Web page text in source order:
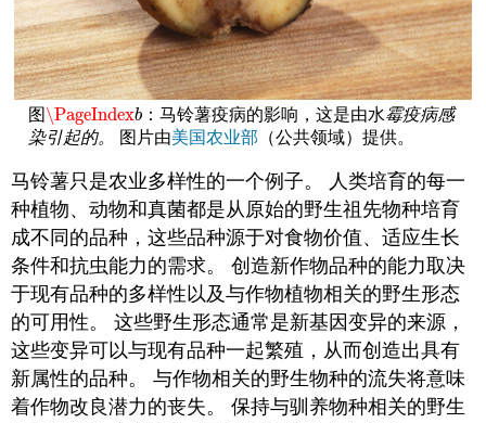
图 \PageIndexb
\PageIndexb ：马铃薯疫病的影响，这是由水霉疫病感
染引起的。
图片由美国农业部 （公共领域）提供。
马铃薯只是农业多样性的一个例子。 人类培育的每一
种植物、动物和真菌都是从原始的野生祖先物种培育
成不同的品种，这些品种源于对食物价值、适应生长
条件和抗虫能力的需求。 创造新作物品种的能力取决
于现有品种的多样性以及与作物植物相关的野生形态
的可用性。 这些野生形态通常是新基因变异的来源，
这些变异可以与现有品种一起繁殖，从而创造出具有
新属性的品种。 与作物相关的野生物种的流失将意味
着作物改良潜力的丧失。 保持与驯养物种相关的野生